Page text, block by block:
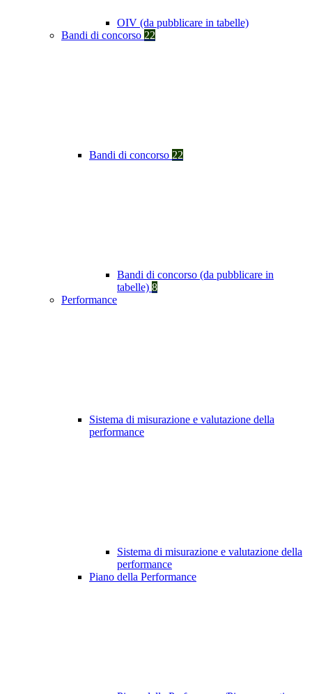
OIV (da pubblicare in tabelle)
Bandi di concorso 22
Bandi di concorso 22
Bandi di concorso (da pubblicare in
tabelle) 8
Performance
Sistema di misurazione e valutazione della
performance
Sistema di misurazione e valutazione della
performance
Piano della Performance